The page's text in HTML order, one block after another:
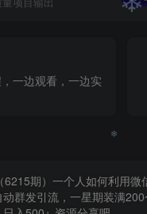
一边观看，一边实